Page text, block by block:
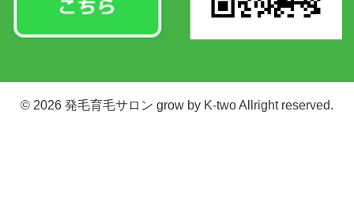
© 2026 発毛育毛サロン grow by K-twoAllright reserved.